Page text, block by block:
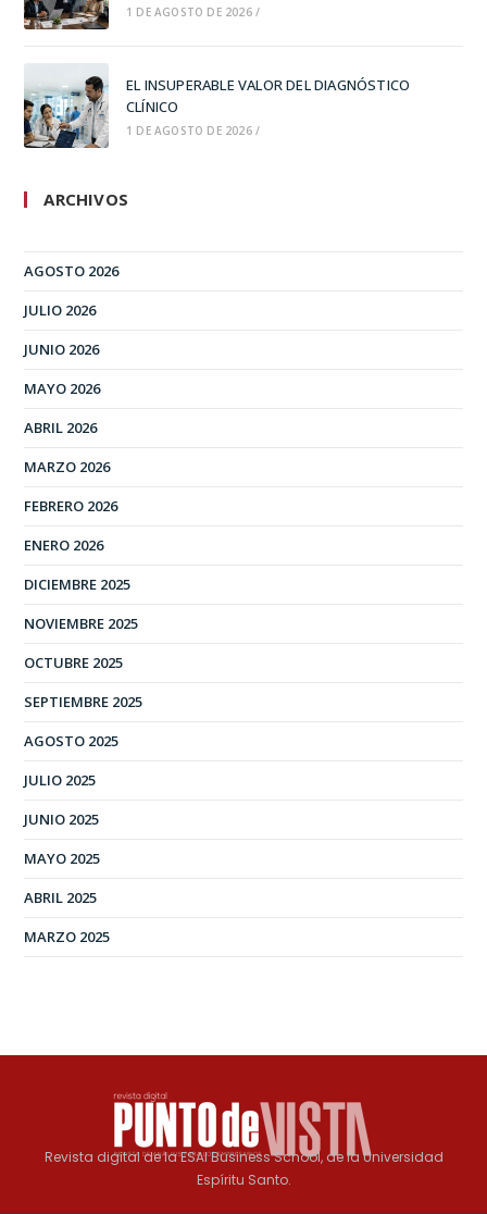
1 DE AGOSTO DE 2026 /
EL INSUPERABLE VALOR DEL DIAGNÓSTICO
CLÍNICO
1 DE AGOSTO DE 2026 /
ARCHIVOS
AGOSTO 2026
JULIO 2026
JUNIO 2026
MAYO 2026
ABRIL 2026
MARZO 2026
FEBRERO 2026
ENERO 2026
DICIEMBRE 2025
NOVIEMBRE 2025
OCTUBRE 2025
SEPTIEMBRE 2025
AGOSTO 2025
JULIO 2025
JUNIO 2025
MAYO 2025
ABRIL 2025
MARZO 2025
Revista digital de la ESAI Business School, de la Universidad
Espíritu Santo.